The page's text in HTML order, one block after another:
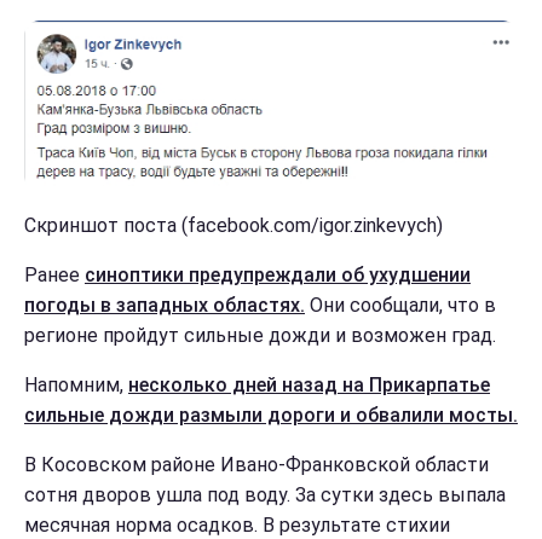
Скриншот поста (facebook.com/igor.zinkevych)
Ранее синоптики предупреждали об ухудшении
погоды в западных областях. Они сообщали, что в
регионе пройдут сильные дожди и возможен град.
Напомним, несколько дней назад на Прикарпатье
сильные дожди размыли дороги и обвалили мосты.
В Косовском районе Ивано-Франковской области
сотня дворов ушла под воду. За сутки здесь выпала
месячная норма осадков. В результате стихии